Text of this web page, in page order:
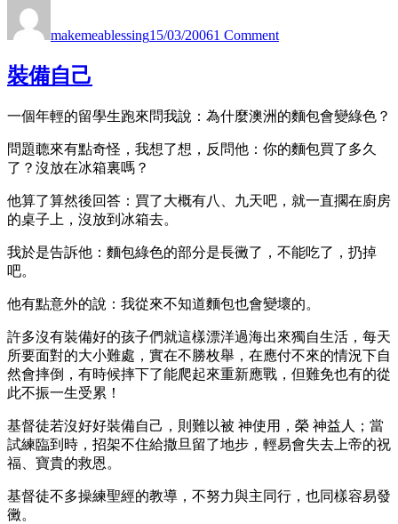
makemeablessing15/03/20061 Comment&
裝備自己
一個年輕的留學生跑來問我說：為什麼澳洲的麵包會變綠色？
問題聼來有點奇怪，我想了想，反問他：你的麵包買了多久
了？沒放在冰箱裏嗎？
他算了算然後回答：買了大概有八、九天吧，就一直擱在廚房
的桌子上，沒放到冰箱去。
我於是告訴他：麵包綠色的部分是長黴了，不能吃了，扔掉
吧。
他有點意外的說：我從來不知道麵包也會變壞的。
許多沒有裝備好的孩子們就這樣漂洋過海出來獨自生活，每天
所要面對的大小難處，實在不勝枚舉，在應付不來的情況下自
然會摔倒，有時候摔下了能爬起來重新應戰，但難免也有的從
此不振一生受累！
基督徒若沒好好裝備自己，則難以被 神使用，榮 神益人；當
試練臨到時，招架不住給撒旦留了地步，輕易會失去上帝的祝
福、寶貴的救恩。
基督徒不多操練聖經的教導，不努力與主同行，也同樣容易發
黴。